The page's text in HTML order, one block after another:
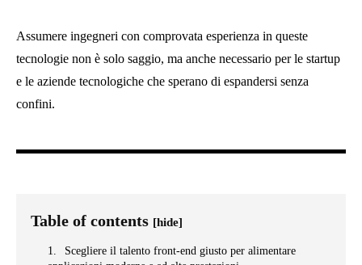
Assumere ingegneri con comprovata esperienza in queste
tecnologie non è solo saggio, ma anche necessario per le startup
e le aziende tecnologiche che sperano di espandersi senza
confini.
Table of contents [hide]
Scegliere il talento front-end giusto per alimentare